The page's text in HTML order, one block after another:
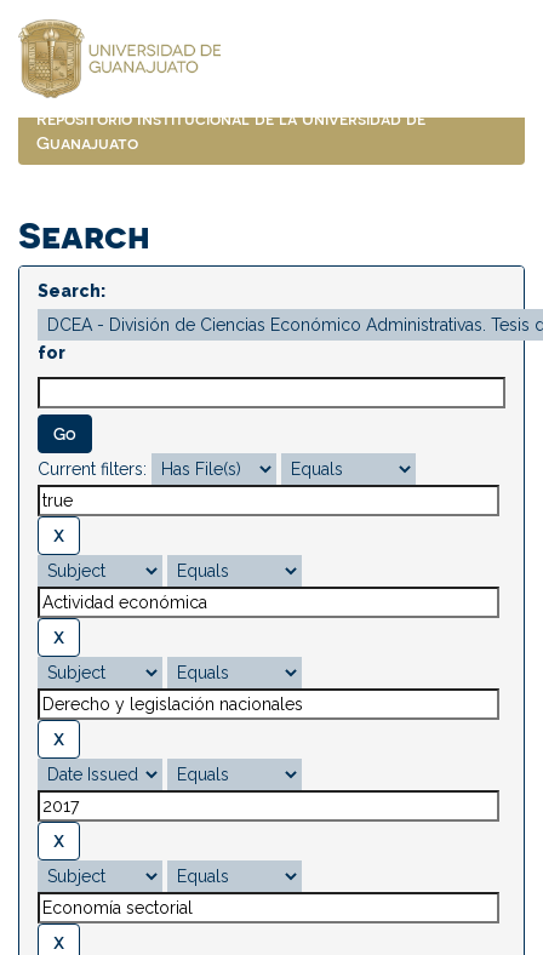
navigation
Repositorio Institucional de la Universidad de
Guanajuato
Search
Search:
for
Current filters: